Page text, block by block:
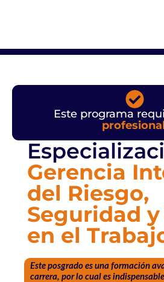
Este programa
Gerencia
del Riesgo,
Seguridad y
en el
Este posgrado es una formación
carrera, por lo cual es